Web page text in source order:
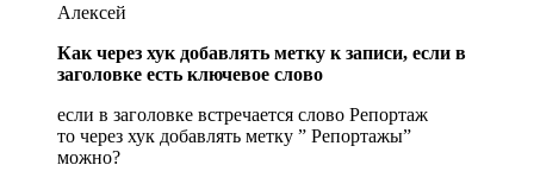
Алексей
Как через хук добавлять метку к записи, если в
заголовке есть ключевое слово
если в заголовке встречается слово Репортаж
то через хук добавлять метку ” Репортажы”
можно?